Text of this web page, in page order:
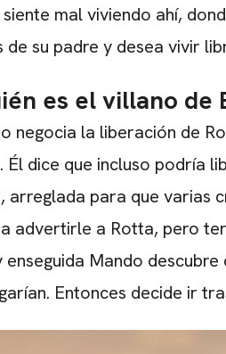
siente mal viviendo ahí,
de su padre y desea vivir
es el villano de
negocia la liberación de
Él dice que incluso podría
arreglada para que varias
advertirle a Rotta, pero
enseguida Mando
Entonces decide ir